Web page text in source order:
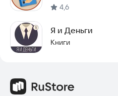
4,6
Я и Деньги
Книги